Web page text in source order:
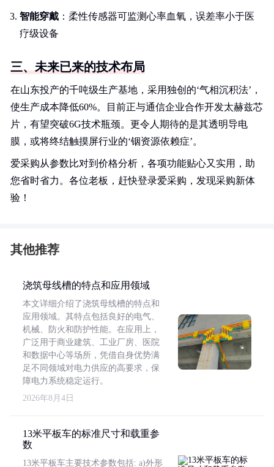
智能穿戴 ：柔性传感器可监测心率血氧，误差率小于医
疗级设备
三、未来已来的技术布局
在山东投产的千吨级生产基地，采用独创的‘气相沉积法’，
使生产成本降低60%。目前正与通信企业合作开发太赫兹芯
片，有望突破6G技术瓶颈。更令人期待的是其透明导电
膜，或将终结触摸屏行业的‘铟资源依赖症’。
爱采购从参数比对到价格分析，各项功能贴心又实用，助
您省时省力。各位老板，赶快登录爱采购，发现采购新体
验！
其他推荐
浇筑母线槽的特点和应用领域
本文详细介绍了浇筑母线槽的特点和
应用领域。其特点包括良好的电气、
机械、防火和防护性能。在应用上，
广泛用于商业建筑、工业厂房、医院
和数据中心等场所，凭借自身优势满
足不同领域对电力供应的高要求，保
障电力系统稳定运行。
2026年8月4日
13米平板车的标准尺寸和载重参
数
13米平板车主要技术参数包括: a)外形